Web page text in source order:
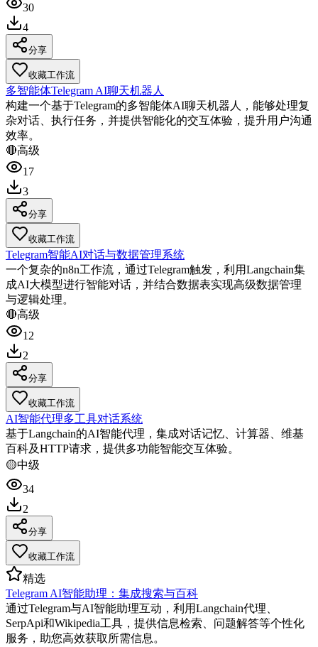
30
4
分享
收藏工作流
多智能体Telegram AI聊天机器人
构建一个基于Telegram的多智能体AI聊天机器人，能够处理复
杂对话、执行任务，并提供智能化的交互体验，提升用户沟通
效率。
🔴高级
17
3
分享
收藏工作流
Telegram智能AI对话与数据管理系统
一个复杂的n8n工作流，通过Telegram触发，利用Langchain集
成AI大模型进行智能对话，并结合数据表实现高级数据管理
与逻辑处理。
🔴高级
12
2
分享
收藏工作流
AI智能代理多工具对话系统
基于Langchain的AI智能代理，集成对话记忆、计算器、维基
百科及HTTP请求，提供多功能智能交互体验。
🟡中级
34
2
分享
收藏工作流
精选
Telegram AI智能助理：集成搜索与百科
通过Telegram与AI智能助理互动，利用Langchain代理、
SerpApi和Wikipedia工具，提供信息检索、问题解答等个性化
服务，助您高效获取所需信息。